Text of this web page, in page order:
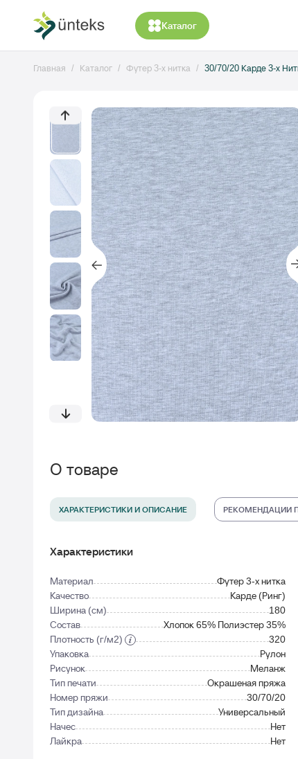
Каталог
Главная Каталог Футер 3-х нитка 30/70/20 Карде 3-х
О товаре
ХАРАКТЕРИСТИКИ И ОПИСАНИЕ РЕКОМЕНДАЦИИ
Характеристики
Материал
Футер 3-х нитка
Качество
Карде (Ринг)
Ширина (см)
180
Состав
Хлопок 65% Полиэстер 35%
Плотность (г/м2)
320
Упаковка
Рулон
Рисунок
Меланж
Тип печати
Окрашеная пряжа
Номер пряжи
30/70/20
Тип дизайна
Универсальный
Начес
Нет
Лайкра
Нет